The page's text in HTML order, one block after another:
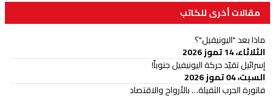
مقالات أخرى للكاتب
ماذا بعد "اليونيفيل"؟
الثلاثاء، 14 تموز 2026
إسرائيل تقيّد حركة اليونيفيل جنوباً!
السبت، 04 تموز 2026
فاتورة الحرب الثقيلة… بالأرواح والاقتصاد